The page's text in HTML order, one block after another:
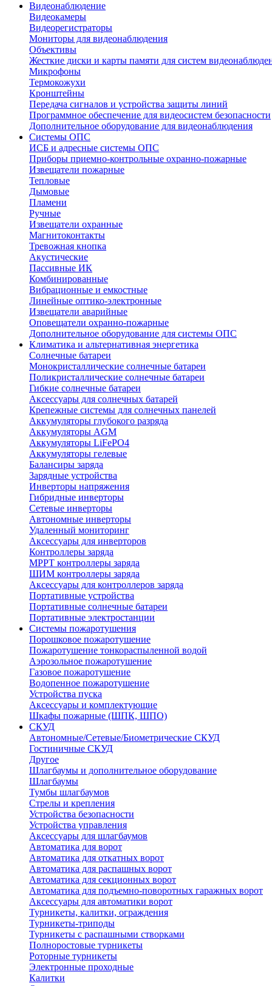
Видеонаблюдение
Видеокамеры
Видеорегистраторы
Мониторы для видеонаблюдения
Объективы
Жесткие диски и карты памяти для систем
Микрофоны
Термокожухи
Кронштейны
Передача сигналов и устройства защиты линий
Программное обеспечение для видеосистем безопасности
Дополнительное оборудование для видеонаблюдения
Системы ОПС
ИСБ и адресные системы ОПС
Приборы приемно-контрольные охранно-пожарные
Извещатели пожарные
Тепловые
Дымовые
Пламени
Ручные
Извещатели охранные
Магнитоконтакты
Тревожная кнопка
Акустические
Пассивные ИК
Комбинированные
Вибрационные и емкостные
Линейные оптико-электронные
Извещатели аварийные
Оповещатели охранно-пожарные
Дополнительное оборудование для системы ОПС
Климатика и альтернативная энергетика
Солнечные батареи
Монокристаллические солнечные батареи
Поликристаллические солнечные батареи
Гибкие солнечные батареи
Аксессуары для солнечных батарей
Крепежные системы для солнечных панелей
Аккумуляторы глубокого разряда
Аккумуляторы AGM
Аккумуляторы LiFePO4
Аккумуляторы гелевые
Балансиры заряда
Зарядные устройства
Инверторы напряжения
Гибридные инверторы
Сетевые инверторы
Автономные инверторы
Удаленный мониторинг
Аксессуары для инверторов
Контроллеры заряда
MPPT контроллеры заряда
ШИМ контроллеры заряда
Аксессуары для контроллеров заряда
Портативные устройства
Портативные солнечные батареи
Портативные электростанции
Системы пожаротушения
Порошковое пожаротушение
Пожаротушение тонкораспыленной водой
Аэрозольное пожаротушение
Газовое пожаротушение
Водопенное пожаротушение
Устройства пуска
Аксессуары и комплектующие
Шкафы пожарные (ШПК, ШПО)
СКУД
Автономные/Сетевые/Биометрические СКУД
Гостиничные СКУД
Другое
Шлагбаумы и дополнительное оборудование
Шлагбаумы
Тумбы шлагбаумов
Стрелы и крепления
Устройства безопасности
Устройства управления
Аксессуары для шлагбаумов
Автоматика для ворот
Автоматика для откатных ворот
Автоматика для распашных ворот
Автоматика для секционных ворот
Автоматика для подъемно-поворотных гаражных ворот
Аксессуары для автоматики ворот
Турникеты, калитки, ограждения
Турникеты-триподы
Турникеты с распашными створками
Полноростовые турникеты
Роторные турникеты
Электронные проходные
Калитки